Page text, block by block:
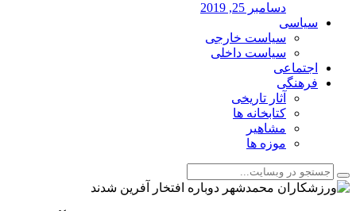
دسامبر 25, 2019
سیاسی
سیاست خارجی
سیاست داخلی
اجتماعی
فرهنگی
آثار تاریخی
کتابخانه ها
مشاهیر
موزه ها